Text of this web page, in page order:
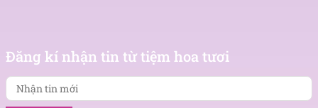
Đăng kí nhận tin từ tiệm hoa tươi
tin
mới